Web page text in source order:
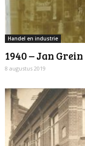
Handel en industrie
1940 – Jan Grein
8 augustus 2019